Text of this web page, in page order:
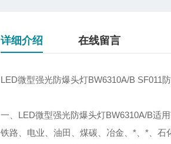
详细介绍 在线留言
LED微型强光防爆头灯BW6310A/B SF011
一、LED微型强光防爆头灯BW6310A/B适用
铁路、电业、油田、煤碳、冶金、*、*、石